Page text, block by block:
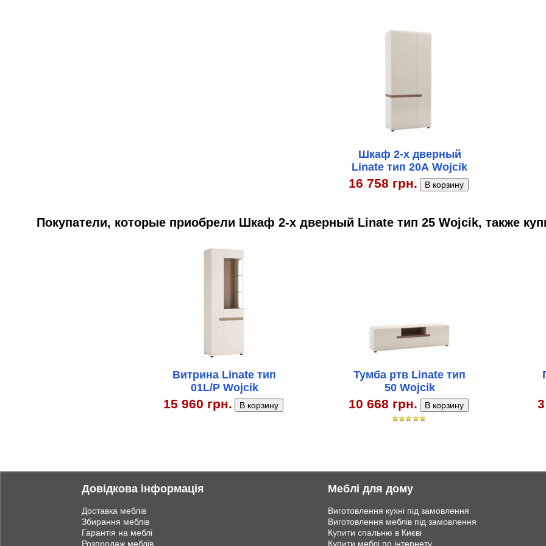
Шкаф 2-х дверный
Linate тип 20А Wojcik
16 758 грн.
Покупатели, которые приобрели Шкаф 2-х дверный Linate тип 25 Wojcik, также
Витрина Linate тип
01L/P Wojcik
15 960 грн.
Тумба ртв Linate тип
50 Wojcik
10 668 грн.
Довідкова інформація
Доставка меблів
Збирання меблів
Гарантія на меблі
Розпродаж меблів
Меблі для дому
Виготовлення кухні під замовлення
Виготовлення меблів під замовлення
Купити спальню в Києві
Купити меблі по інтернету